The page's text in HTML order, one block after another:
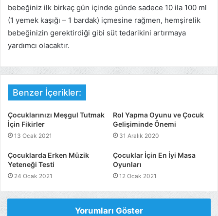
bebeğiniz ilk birkaç gün içinde günde sadece 10 ila 100 ml
(1 yemek kaşığı – 1 bardak) içmesine rağmen, hemşirelik
bebeğinizin gerektirdiği gibi süt tedarikini artırmaya
yardımcı olacaktır.
Benzer İçerikler:
Çocuklarınızı Meşgul Tutmak
İçin Fikirler
13 Ocak 2021
Rol Yapma Oyunu ve Çocuk
Gelişiminde Önemi
31 Aralık 2020
Çocuklarda Erken Müzik
Yeteneği Testi
24 Ocak 2021
Çocuklar İçin En İyi Masa
Oyunları
12 Ocak 2021
Yorumları Göster